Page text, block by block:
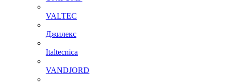
VALTEC
Джилекс
Italtecnica
VANDJORD